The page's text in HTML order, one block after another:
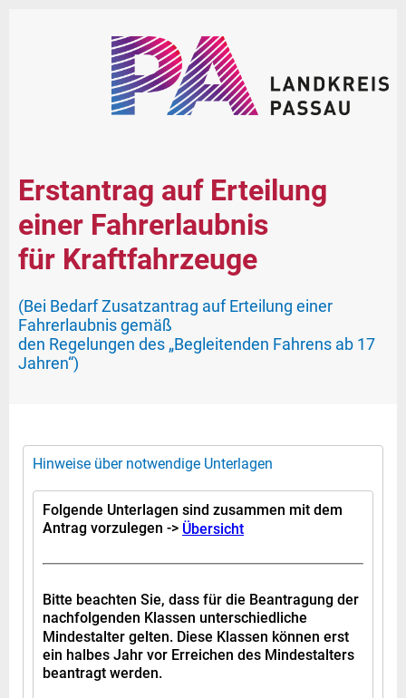
Erstantrag auf Erteilung
einer Fahrerlaubnis
für Kraftfahrzeuge
(Bei Bedarf Zusatzantrag auf Erteilung einer
Fahrerlaubnis gemäß
den Regelungen des „Begleitenden Fahrens ab 17
Jahren“)
Hinweise über notwendige Unterlagen
Folgende Unterlagen sind zusammen mit dem
Antrag vorzulegen -> Übersicht
Bitte beachten Sie, dass für die Beantragung der
nachfolgenden Klassen unterschiedliche
Mindestalter gelten. Diese Klassen können erst
ein halbes Jahr vor Erreichen des Mindestalters
beantragt werden.